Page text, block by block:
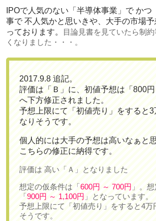
IPOで人気のない「半導体事業」で かつ
事で 不人気かと思いきや、 大手の市場
っております。
目論見書を見ていたら制
くなりました・・・。
2017.9.8 追記。
評価は 「Ｂ」 に、初値予想は 「800
へ下方修正されました。
予想上限にて「初値売り」をすると3
なりそうです。
個人的には大手の予想は高いなぁと
こちらの修正に納得です。
評価は 高い「Ａ」 となりました
想定の仮条件は「600円 ～ 700円 」。
「900円 ～ 1,100円 」となっています。
予想上限にて「初値売り」をすると4万
そうです。